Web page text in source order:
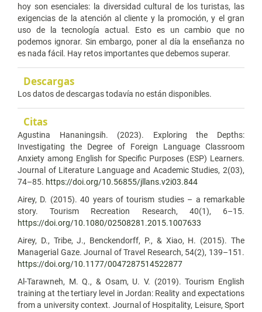
hoy son esenciales: la diversidad cultural de los turistas, las
exigencias de la atención al cliente y la promoción, y el gran
uso de la tecnología actual. Esto es un cambio que no
podemos ignorar. Sin embargo, poner al día la enseñanza no
es nada fácil. Hay retos importantes que debemos superar.
Descargas
Los datos de descargas todavía no están disponibles.
Citas
Agustina Hananingsih. (2023). Exploring the Depths:
Investigating the Degree of Foreign Language Classroom
Anxiety among English for Specific Purposes (ESP) Learners.
Journal of Literature Language and Academic Studies, 2(03),
74–85. https://doi.org/10.56855/jllans.v2i03.844
Airey, D. (2015). 40 years of tourism studies – a remarkable
story. Tourism Recreation Research, 40(1), 6–15.
https://doi.org/10.1080/02508281.2015.1007633
Airey, D., Tribe, J., Benckendorff, P., & Xiao, H. (2015). The
Managerial Gaze. Journal of Travel Research, 54(2), 139–151.
https://doi.org/10.1177/0047287514522877
Al-Tarawneh, M. Q., & Osam, U. V. (2019). Tourism English
training at the tertiary level in Jordan: Reality and expectations
from a university context. Journal of Hospitality, Leisure, Sport